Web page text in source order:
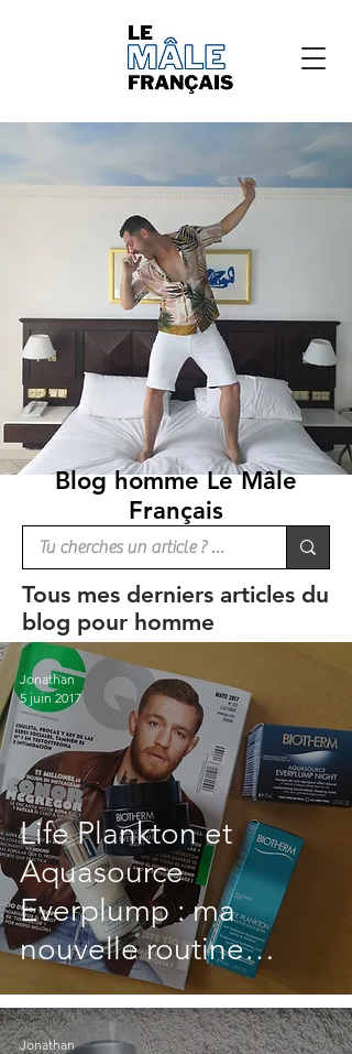
Blog homme Le Mâle
Français
Tous mes derniers articles du
blog pour homme
Life Plankton et
Aquasource
Everplump : ma
nouvelle routine
hydratation de
Biotherm
Jonathan
5 juin 2017
Jonathan